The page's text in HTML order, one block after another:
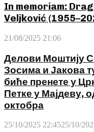
In memoriam:
Veljković
21/08/2025 21:06
Делови Моштију
Зосима и Јакова
биће пренете у
Петке у Мајдеву,
октобра
25/10/2025 22:4525/10/